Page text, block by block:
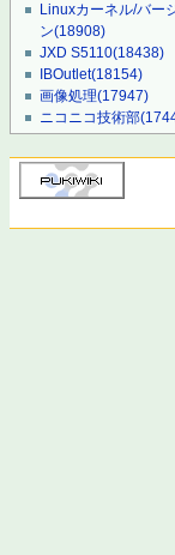
Linuxカーネル/バー
ン(18908)
JXD S5110(18438)
IBOutlet(18154)
画像処理(17947)
ニコニコ技術部